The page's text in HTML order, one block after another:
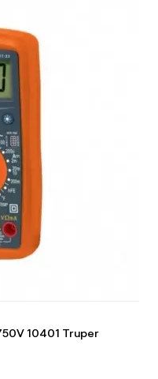
10401 Truper